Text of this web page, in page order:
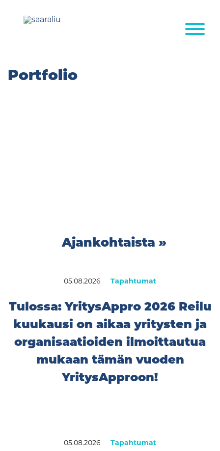
Portfolio
Ajankohtaista »
05.08.2026 Tapahtumat
Tulossa: YritysAppro 2026 Reilu
kuukausi on aikaa yritysten ja
organisaatioiden ilmoittautua
mukaan tämän vuoden
YritysApproon!
05.08.2026 Tapahtumat